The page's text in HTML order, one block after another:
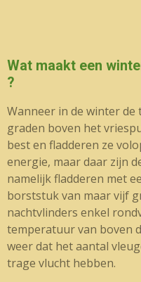
Wat maakt een
?
Wanneer in de winter
graden boven het
best en fladderen ze
energie, maar daar zijn
namelijk fladderen met
borststuk van maar vijf
nachtvlinders enkel
temperatuur van boven
weer dat het aantal
trage vlucht hebben.